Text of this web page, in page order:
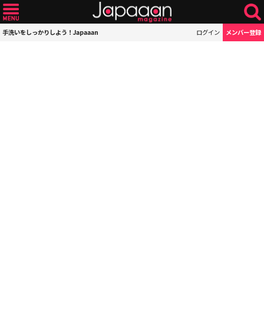
手洗いをしっかりしよう！Japaaan ログイン メンバー登録